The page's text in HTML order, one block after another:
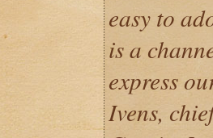
easy to
is a
express
Ivens,